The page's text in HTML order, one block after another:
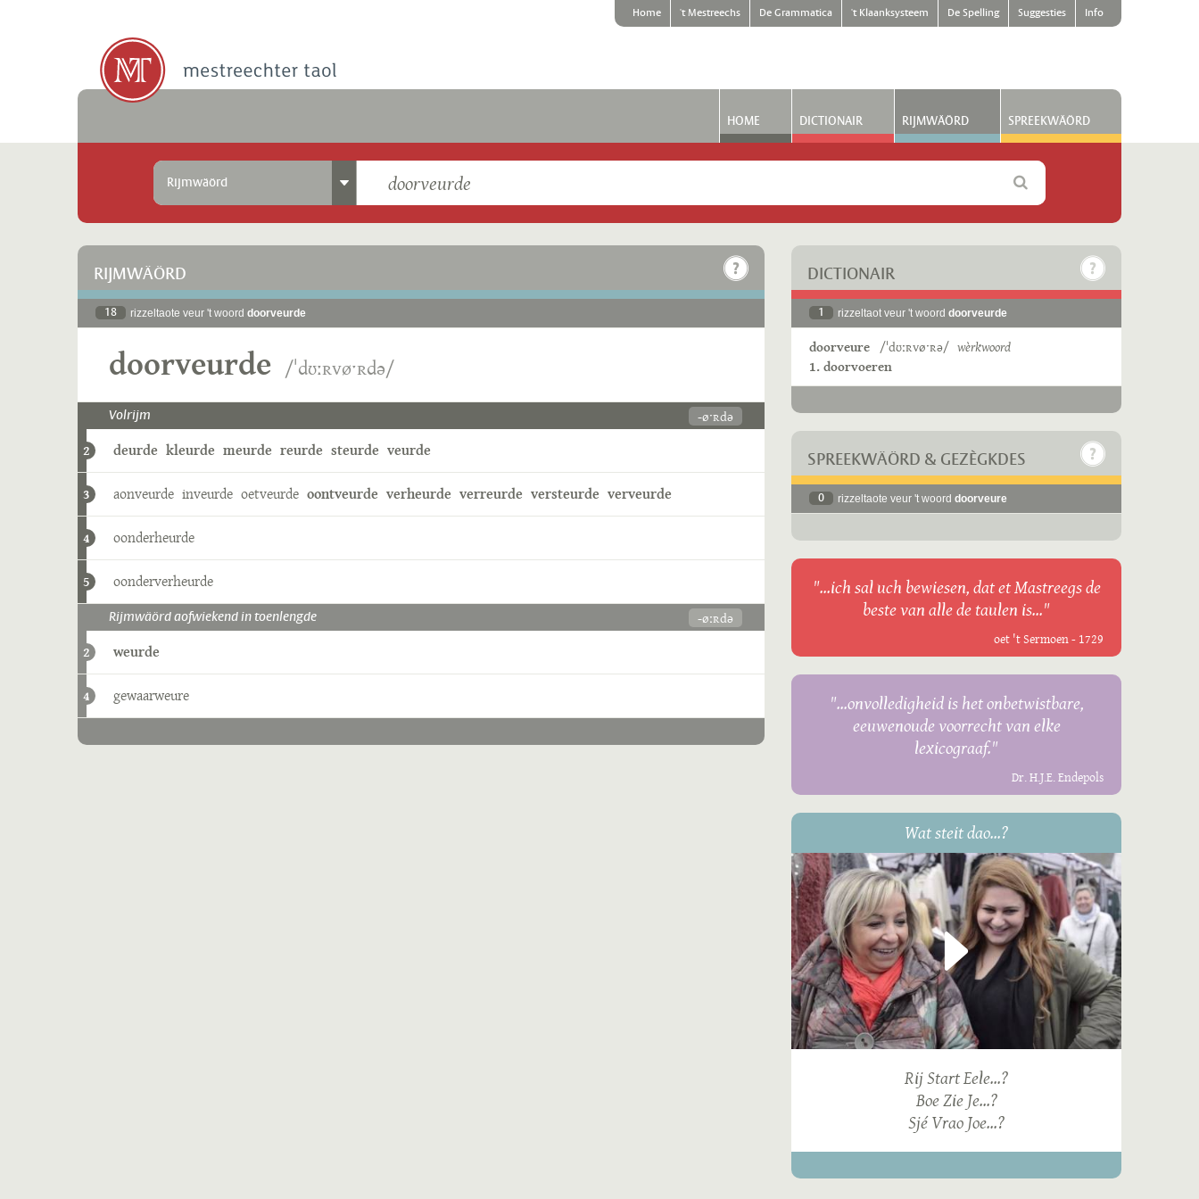
Home 't Mestreechs De Grammatica 't Klaanksysteem De Spelling Suggesties Info
HOME DICTIONAIR RIJMWÄÖRD SPREEKWÄÖRD
Rijmwäörd
RIJMWÄÖRD
18 rizzeltaote veur 't woord doorveurde
doorveurde /ˈdʊːʀvøˑʀdə/
Volrijm -øˑʀdə
2 deurde kleurde meurde reurde steurde veurde
3 aonveurde inveurde oetveurde oontveurde verheurde verreurde versteurde verveurde
4 oonderheurde
5 oonderverheurde
Rijmwäörd aofwiekend in toenlengde -øːʀdə
2 weurde
4 gewaarweure
DICTIONAIR
1 rizzeltaot veur 't woord doorveurde
doorveure /ˈdʊːʀvøˑʀə/ wèrkwoord
1. doorvoeren
SPREEKWÄÖRD & GEZÈGKDES
0 rizzeltaote veur 't woord doorveure
"...ich sal uch bewiesen, dat et Mastreegs de
beste van alle de taulen is..."
oet 't Sermoen - 1729
"...onvolledigheid is het onbetwistbare,
eeuwenoude voorrecht van elke
lexicograaf."
Dr. H.J.E. Endepols
Wat steit dao...?
Rij Start Eele...?
Boe Zie Je...?
Sjé Vrao Joe...?